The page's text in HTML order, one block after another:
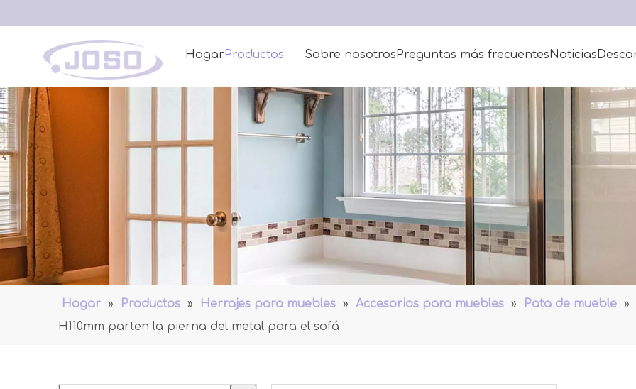
Hogar Productos Sobre nosotrosPreguntas más frecuentesNoticias
Hogar » Productos » Herrajes para muebles » Accesorios para muebles » Pata de mueble »
H110mm parten la pierna del metal para el sofá